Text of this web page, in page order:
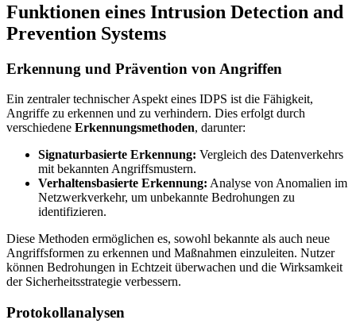
Funktionen eines Intrusion Detection and
Prevention Systems
Erkennung und Prävention von Angriffen
Ein zentraler technischer Aspekt eines IDPS ist die Fähigkeit,
Angriffe zu erkennen und zu verhindern. Dies erfolgt durch
verschiedene Erkennungsmethoden, darunter:
Signaturbasierte Erkennung: Vergleich des Datenverkehrs
mit bekannten Angriffsmustern.
Verhaltensbasierte Erkennung: Analyse von Anomalien im
Netzwerkverkehr, um unbekannte Bedrohungen zu
identifizieren.
Diese Methoden ermöglichen es, sowohl bekannte als auch neue
Angriffsformen zu erkennen und Maßnahmen einzuleiten. Nutzer
können Bedrohungen in Echtzeit überwachen und die Wirksamkeit
der Sicherheitsstrategie verbessern.
Protokollanalysen